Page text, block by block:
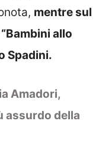
mentre sul
allo
Spadini.
Amadori,
assurdo della